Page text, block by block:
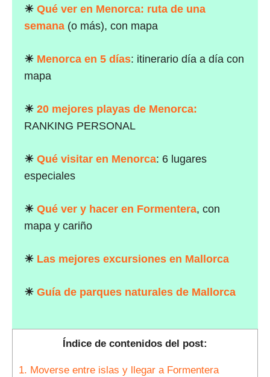
☀ Qué ver en Menorca: ruta de una
semana (o más), con mapa
☀ Menorca en 5 días: itinerario día a día con
mapa
☀ 20 mejores playas de Menorca:
RANKING PERSONAL
☀ Qué visitar en Menorca: 6 lugares
especiales
☀ Qué ver y hacer en Formentera, con
mapa y cariño
☀ Las mejores excursiones en Mallorca
☀ Guía de parques naturales de Mallorca
Índice de contenidos del post:
1. Moverse entre islas y llegar a Formentera